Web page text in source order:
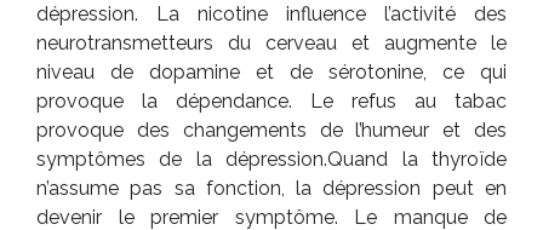
dépression. La nicotine influence l’activité des
neurotransmetteurs du cerveau et augmente le
niveau de dopamine et de sérotonine, ce qui
provoque la dépendance. Le refus au tabac
provoque des changements de l’humeur et des
symptômes de la dépression.Quand la thyroïde
n’assume pas sa fonction, la dépression peut en
devenir le premier symptôme. Le manque de